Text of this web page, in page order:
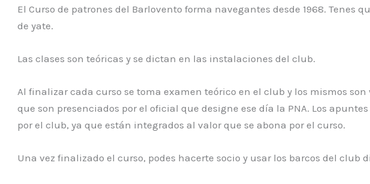
El Curso de patrones del Barlovento forma navegantes desde 1968. Tenes
de yate.
Las clases son teóricas y se dictan en las instalaciones del club.
Al finalizar cada curso se toma examen teórico en el club y los mismos
que son presenciados por el oficial que designe ese día la PNA. Los
por el club, ya que están integrados al valor que se abona por el curso.
Una vez finalizado el curso, podes hacerte socio y usar los barcos del club